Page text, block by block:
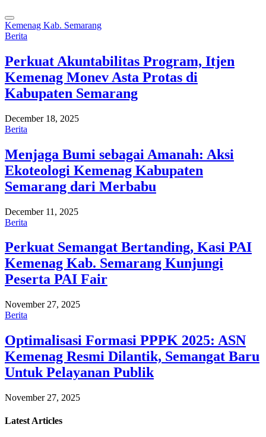
Kemenag Kab. Semarang
Berita
Perkuat Akuntabilitas Program, Itjen
Kemenag Monev Asta Protas di
Kabupaten Semarang
December 18, 2025
Berita
Menjaga Bumi sebagai Amanah: Aksi
Ekoteologi Kemenag Kabupaten
Semarang dari Merbabu
December 11, 2025
Berita
Perkuat Semangat Bertanding, Kasi PAI
Kemenag Kab. Semarang Kunjungi
Peserta PAI Fair
November 27, 2025
Berita
Optimalisasi Formasi PPPK 2025: ASN
Kemenag Resmi Dilantik, Semangat Baru
Untuk Pelayanan Publik
November 27, 2025
Latest Articles